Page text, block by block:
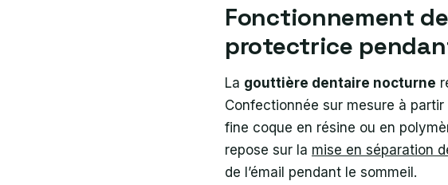
Fonctionnement
protectrice
La gouttière dentaire nocturne
Confectionnée sur mesure à partir
fine coque en résine ou en
repose sur la mise en séparation
de l’émail pendant le sommeil.